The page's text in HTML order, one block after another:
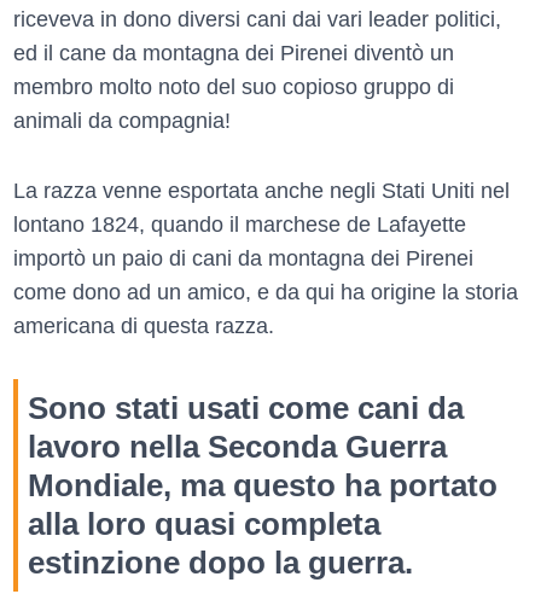
riceveva in dono diversi cani dai vari leader politici,
ed il cane da montagna dei Pirenei diventò un
membro molto noto del suo copioso gruppo di
animali da compagnia!
La razza venne esportata anche negli Stati Uniti nel
lontano 1824, quando il marchese de Lafayette
importò un paio di cani da montagna dei Pirenei
come dono ad un amico, e da qui ha origine la storia
americana di questa razza.
Sono stati usati come cani da
lavoro nella Seconda Guerra
Mondiale, ma questo ha portato
alla loro quasi completa
estinzione dopo la guerra.